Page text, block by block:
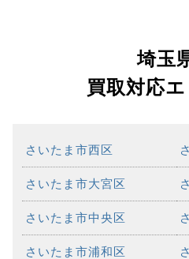
埼玉
買取対応
さいたま市西区
さいたま市大宮区
さいたま市中央区
さいたま市浦和区